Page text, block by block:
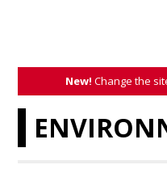
New! Change the